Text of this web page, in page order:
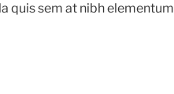
quis sem at nibh elementum